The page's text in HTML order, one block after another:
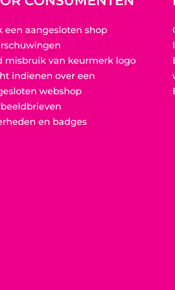
een aangesloten shop
misbruik van keurmerk logo
indienen over een
webshop
en badges